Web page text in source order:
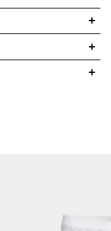
(270 g/m²)